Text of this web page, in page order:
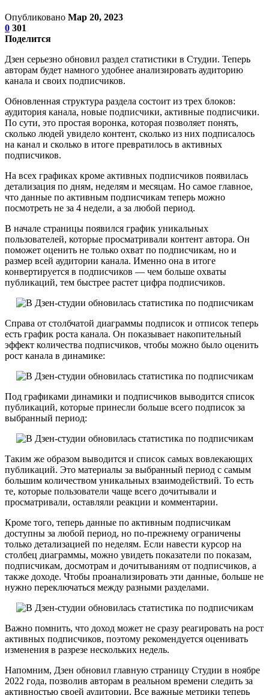
Опубликовано Мар 20, 2023
0 301
Поделится
Дзен серьезно обновил раздел статистики в Студии. Теперь
авторам будет намного удобнее анализировать аудиторию
канала и своих подписчиков.
Обновленная структура раздела состоит из трех блоков:
аудитория канала, новые подписчики, активные подписчики.
По сути, это простая воронка, которая позволяет понять,
сколько людей увидело контент, сколько из них подписалось
на канал и сколько в итоге превратилось в активных
подписчиков.
На всех графиках кроме активных подписчиков появилась
детализация по дням, неделям и месяцам. Но самое главное,
что данные по активным подписчикам теперь можно
посмотреть не за 4 недели, а за любой период.
В начале страницы появился график уникальных
пользователей, которые просматривали контент автора. Он
поможет оценить не только охват по подписчикам, но и
размер всей аудитории канала. Именно она в итоге
конвертируется в подписчиков — чем больше охваты
публикаций, тем быстрее растет цифра подписчиков.
Справа от столбчатой диаграммы подписок и отписок теперь
есть график роста канала. Он показывает накопительный
эффект количества подписчиков, чтобы можно было оценить
рост канала в динамике:
Под графиками динамики и подписчиков выводится список
публикаций, которые принесли больше всего подписок за
выбранный период:
Таким же образом выводится и список самых вовлекающих
публикаций. Это материалы за выбранный период с самым
большим количеством уникальных взаимодействий. То есть
те, которые пользователи чаще всего дочитывали и
просматривали, оставляли реакции и комментарии.
Кроме того, теперь данные по активным подписчикам
доступны за любой период, но по-прежнему ограничены
только детализацией по неделям. Если навести курсор на
столбец диаграммы, можно увидеть показатели по показам,
подписчикам, досмотрам и дочитываниям от подписчиков, а
также доходе. Чтобы проанализировать эти данные, больше не
нужно переключаться между разными разделами.
Важно помнить, что доход может не сразу реагировать на рост
активных подписчиков, поэтому рекомендуется оценивать
изменения в разрезе нескольких недель.
Напомним, Дзен обновил главную страницу Студии в ноябре
2022 года, позволив авторам в реальном времени следить за
активностью своей аудитории. Все важные метрики теперь